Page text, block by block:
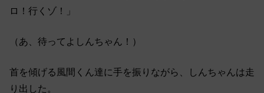
ロ！行くゾ！」
（あ、待ってよしんちゃん！）
首を傾げる風間くん達に手を振りながら、しんちゃんは走
り出した。